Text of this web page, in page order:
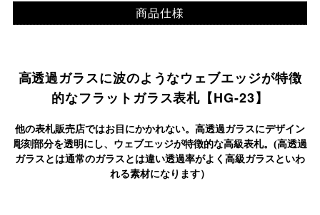
商品仕様
高透過ガラスに波のようなウェブエッジが特徴
的なフラットガラス表札 【HG-23】
他の表札販売店ではお目にかかれない。 高透過ガラスにデザイン
彫刻部分を透明にし、ウェブエッジが特徴的な高級表札。 (高透過
ガラスとは通常のガラスとは違い透過率がよく高級ガラスといわ
れる素材になります）